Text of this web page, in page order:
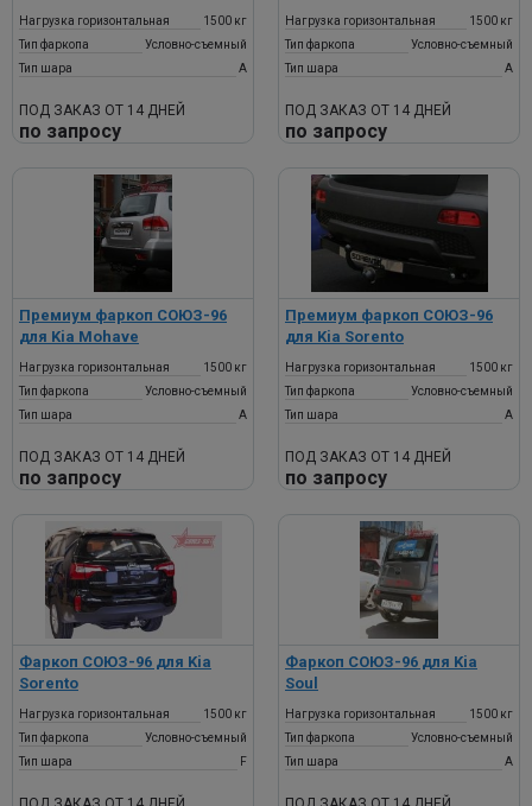
Нагрузка горизонтальная
1500 кг
Тип фаркопа
Условно-съемный
Тип шара
A
ПОД ЗАКАЗ ОТ 14 ДНЕЙ
по запросу
Нагрузка горизонтальная
1500 кг
Тип фаркопа
Условно-съемный
Тип шара
A
ПОД ЗАКАЗ ОТ 14 ДНЕЙ
по запросу
Премиум фаркоп СОЮЗ-96
для Kia Mohave
Нагрузка горизонтальная
1500 кг
Тип фаркопа
Условно-съемный
Тип шара
A
ПОД ЗАКАЗ ОТ 14 ДНЕЙ
по запросу
Премиум фаркоп СОЮЗ-96
для Kia Sorento
Нагрузка горизонтальная
1500 кг
Тип фаркопа
Условно-съемный
Тип шара
A
ПОД ЗАКАЗ ОТ 14 ДНЕЙ
по запросу
Фаркоп СОЮЗ-96 для Kia
Sorento
Нагрузка горизонтальная
1500 кг
Тип фаркопа
Условно-съемный
Тип шара
F
Фаркоп СОЮЗ-96 для Kia
Soul
Нагрузка горизонтальная
1500 кг
Тип фаркопа
Условно-съемный
Тип шара
A